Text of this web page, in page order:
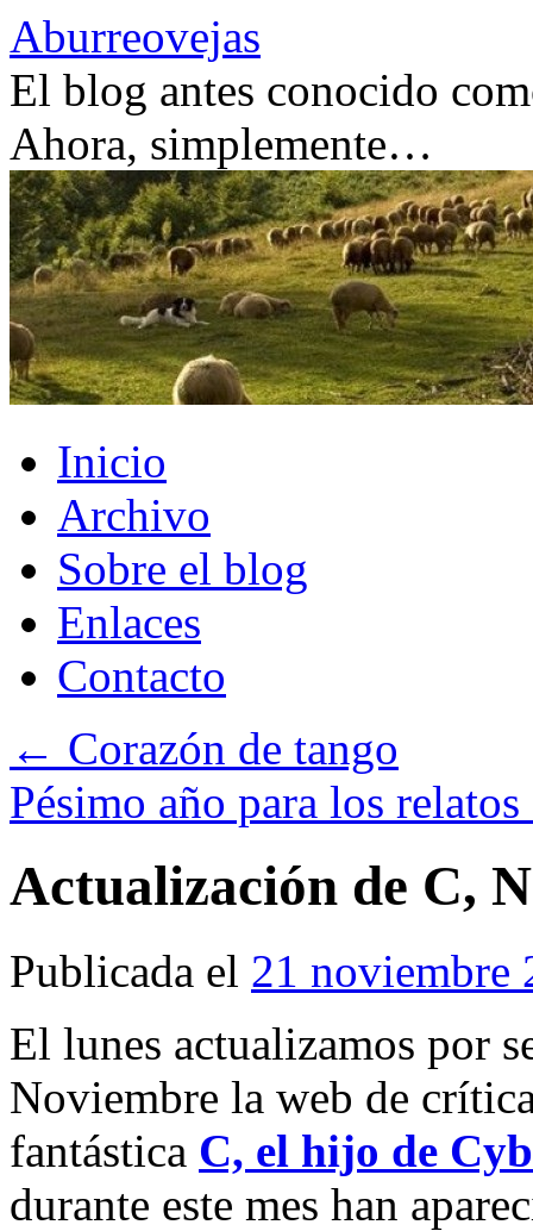
Saltar
al
contenido
Aburreovejas
El blog antes conocido
Ahora, simplemente…
Inicio
Archivo
Sobre el blog
Enlaces
Contacto
← Corazón de tango
Pésimo año para los relatos
Actualización de C,
Publicada el 21 noviembre
El lunes actualizamos por
Noviembre la web de
fantástica C, el hijo de
durante este mes han